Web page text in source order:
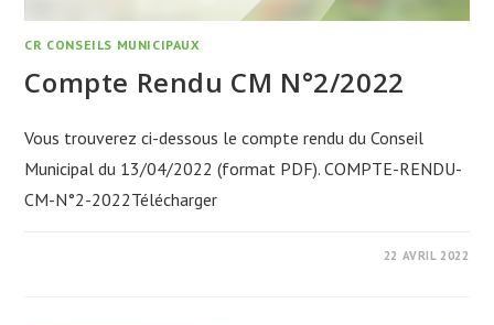
CR CONSEILS MUNICIPAUX
Compte Rendu CM N°2/2022
Vous trouverez ci-dessous le compte rendu du Conseil
Municipal du 13/04/2022 (format PDF). COMPTE-RENDU-
CM-N°2-2022Télécharger
22 AVRIL 2022